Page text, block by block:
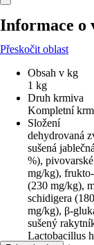
Informace o
Přeskočit oblast
Obsah v kg
1 kg
Druh krmiva
Kompletní
Složení
dehydrovaná
sušená
%),
mg/kg),
(230 mg/kg),
schidigera
mg/kg), β-
sušený
Lactobacillus